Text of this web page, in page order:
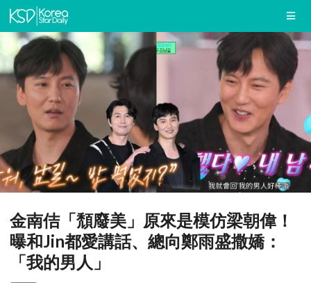
金南佶「頹廢美」原來是模仿梁朝偉！
曝和Jin都愛講話、總向鄭雨盛撒嬌：
「我的男人」